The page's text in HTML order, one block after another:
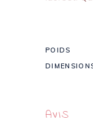
POIDS
AVIS